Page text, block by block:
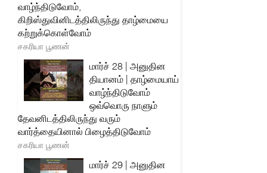
வாழ்ந்திடுவோம்,
கிறிஸ்துவினிடத்திலிருந்து தாழ்மையை
கற்றுக்கொள்வோம்
சகரியா பூணன்
மார்ச் 28 | அனுதின
தியானம் | தாழ்மையாய்
வாழ்ந்திடுவோம்
ஒவ்வொரு நாளும்
தேவனிடத்திலிருந்து வரும்
வார்த்தையினால் பிழைத்திடுவோம்
சகரியா பூணன்
மார்ச் 29 | அனுதின